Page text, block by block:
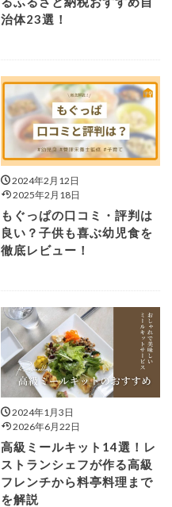
治体23選！
2024年2月12日
2025年2月18日
もぐっぱの口コミ・評判は
良い？子供も喜ぶ幼児食を
徹底レビュー！
2024年1月3日
2026年6月22日
高級ミールキット14選！レ
ストランシェフが作る高級
フレンチから料亭料理まで
を解説